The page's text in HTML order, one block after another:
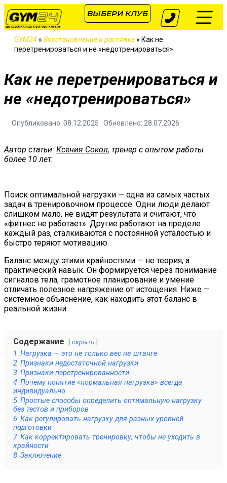
ЕВРОПЕЙСКАЯ СЕТЬ ФИТНЕС-КЛУБОВ
ВЫБЕРИ КЛУБ
GYM24 » Восстановление и растяжка » Как не
перетренироваться и не «недотренироваться»
Как не перетренироваться и
не «недотренироваться»
Опубликовано: 08.12.2025 · Обновлено: 28.07.2026
Автор статьи: Ксения Сокол, тренер с опытом работы
более 10 лет.
Поиск оптимальной нагрузки — одна из самых частых
задач в тренировочном процессе. Одни люди делают
слишком мало, не видят результата и считают, что
«фитнес не работает». Другие работают на пределе
каждый раз, сталкиваются с постоянной усталостью и
быстро теряют мотивацию.
Баланс между этими крайностями — не теория, а
практический навык. Он формируется через понимание
сигналов тела, грамотное планирование и умение
отличать полезное напряжение от истощения. Ниже —
системное объяснение, как находить этот баланс в
реальной жизни.
Содержание скрыть
1 Нагрузка — это не только вес на штанге
2 Признаки недостаточной нагрузки
3 Признаки перетренированности
4 Почему понятие «нормальная нагрузка» всегда
индивидуально
5 Простые способы определить оптимальную нагрузку
без тестов и приборов
6 Как регулировать нагрузку для разных уровней
подготовки
7 Как корректировать тренировку, чтобы не уходить в
крайности
8 Заключение